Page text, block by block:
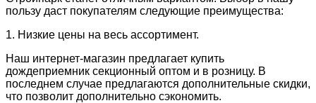
пользу даст покупателям следующие преимущества:
1. Низкие цены на весь ассортимент.
Наш интернет-магазин предлагает купить
дождеприемник секционный оптом и в розницу. В
последнем случае предлагаются дополнительные скидки,
что позволит дополнительно сэкономить.